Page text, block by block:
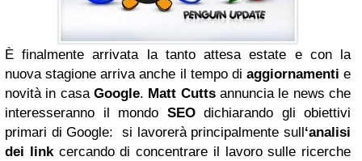
È finalmente arrivata la tanto attesa estate e con la
nuova stagione arriva anche il tempo di aggiornamenti e
novità in casa Google. Matt Cuttsannuncia le news che
interesseranno il mondo SEOdichiarando gli obiettivi
primari di Google: si lavorerà principalmente sull‘analisi
dei linkcercando di concentrare il lavoro sulle ricerche